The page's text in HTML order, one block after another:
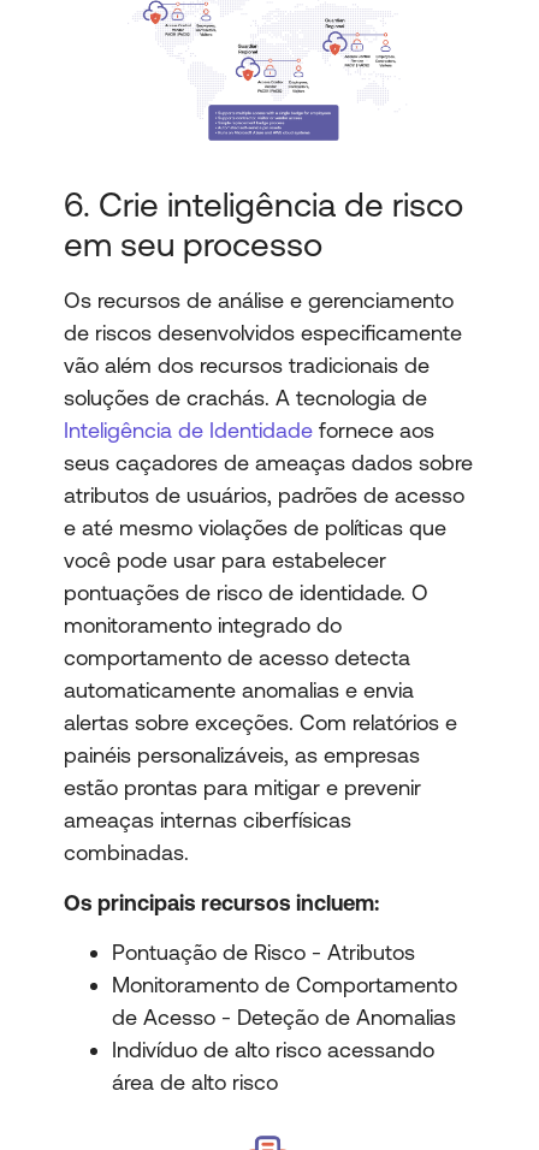
6. Crie inteligência de risco
em seu processo
Os recursos de análise e gerenciamento
de riscos desenvolvidos especificamente
vão além dos recursos tradicionais de
soluções de crachás. A tecnologia de
Inteligência de Identidadefornece aos
seus caçadores de ameaças dados sobre
atributos de usuários, padrões de acesso
e até mesmo violações de políticas que
você pode usar para estabelecer
pontuações de risco de identidade. O
monitoramento integrado do
comportamento de acesso detecta
automaticamente anomalias e envia
alertas sobre exceções. Com relatórios e
painéis personalizáveis, as empresas
estão prontas para mitigar e prevenir
ameaças internas ciberfísicas
combinadas.
Os principais recursos incluem:
Pontuação de Risco - Atributos
Monitoramento de Comportamento
de Acesso - Deteção de Anomalias
Indivíduo de alto risco acessando
área de alto risco